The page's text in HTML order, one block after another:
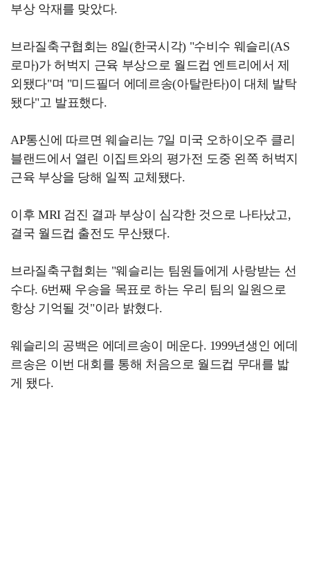
부상 악재를 맞았다.
브라질축구협회는 8일(한국시각) "수비수 웨슬리(AS
로마)가 허벅지 근육 부상으로 월드컵 엔트리에서 제
외됐다"며 "미드필더 에데르송(아탈란타)이 대체 발탁
됐다"고 발표했다.
AP통신에 따르면 웨슬리는 7일 미국 오하이오주 클리
블랜드에서 열린 이집트와의 평가전 도중 왼쪽 허벅지
근육 부상을 당해 일찍 교체됐다.
이후 MRI 검진 결과 부상이 심각한 것으로 나타났고,
결국 월드컵 출전도 무산됐다.
브라질축구협회는 "웨슬리는 팀원들에게 사랑받는 선
수다. 6번째 우승을 목표로 하는 우리 팀의 일원으로
항상 기억될 것"이라 밝혔다.
웨슬리의 공백은 에데르송이 메운다. 1999년생인 에데
르송은 이번 대회를 통해 처음으로 월드컵 무대를 밟
게 됐다.